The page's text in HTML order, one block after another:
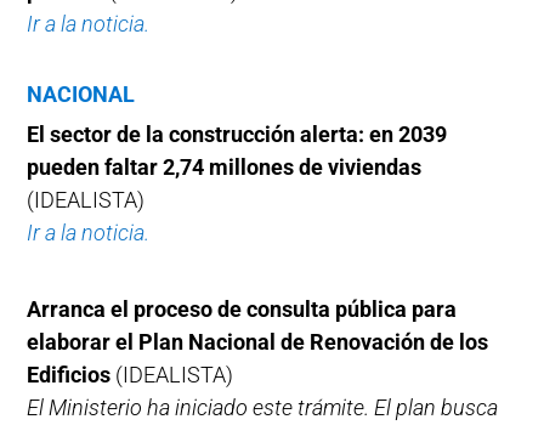
Ir a la noticia.
NACIONAL
El sector de la construcción alerta: en 2039
pueden faltar 2,74 millones de viviendas
(IDEALISTA)
Ir a la noticia.
Arranca el proceso de consulta pública para
elaborar el Plan Nacional de Renovación de los
Edificios (IDEALISTA)
El Ministerio ha iniciado este trámite. El plan busca